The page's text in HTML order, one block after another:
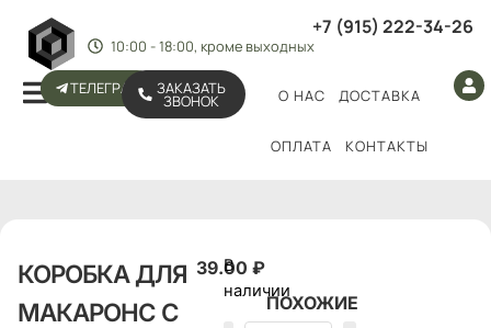
+7 (915) 222-34-26
10:00 - 18:00, кроме выходных
ТЕЛЕГРАМ ЗАКАЗАТЬ
ЗВОНОК О НАС ДОСТАВКА
ОПЛАТА КОНТАКТЫ
КОРОБКА ДЛЯ
МАКАРОНС С
39.00₽
В
наличии
ПОХОЖИЕ